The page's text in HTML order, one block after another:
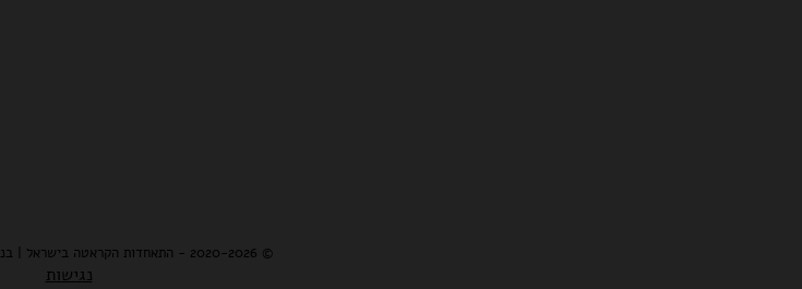
© 2020-2026 - התאחדות הקראטה בישראל | בניית האתר: אמציה דויטש
נגישות